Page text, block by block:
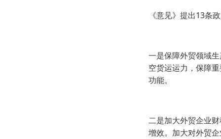
《意见》提出13条
一是保障外贸领域
空货运运力，保障
功能。
二是加大外贸企业
增效。加大对外贸